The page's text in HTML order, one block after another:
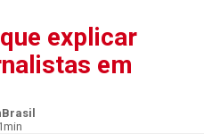
explicar
em
Brasil